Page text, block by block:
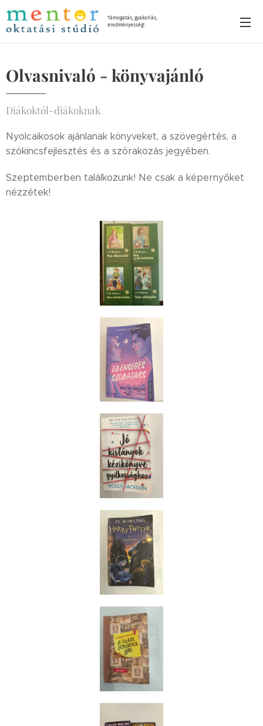
Támogatás, gyakorlás,
eredményesség!
Olvasnivaló - könyvajánló
Diákoktól-diákoknak
Nyolcaikosok ajánlanak könyveket, a szövegértés, a
szókincsfejlesztés és a szórakozás jegyében.
Szeptemberben találkozunk! Ne csak a képernyőket
nézzétek!